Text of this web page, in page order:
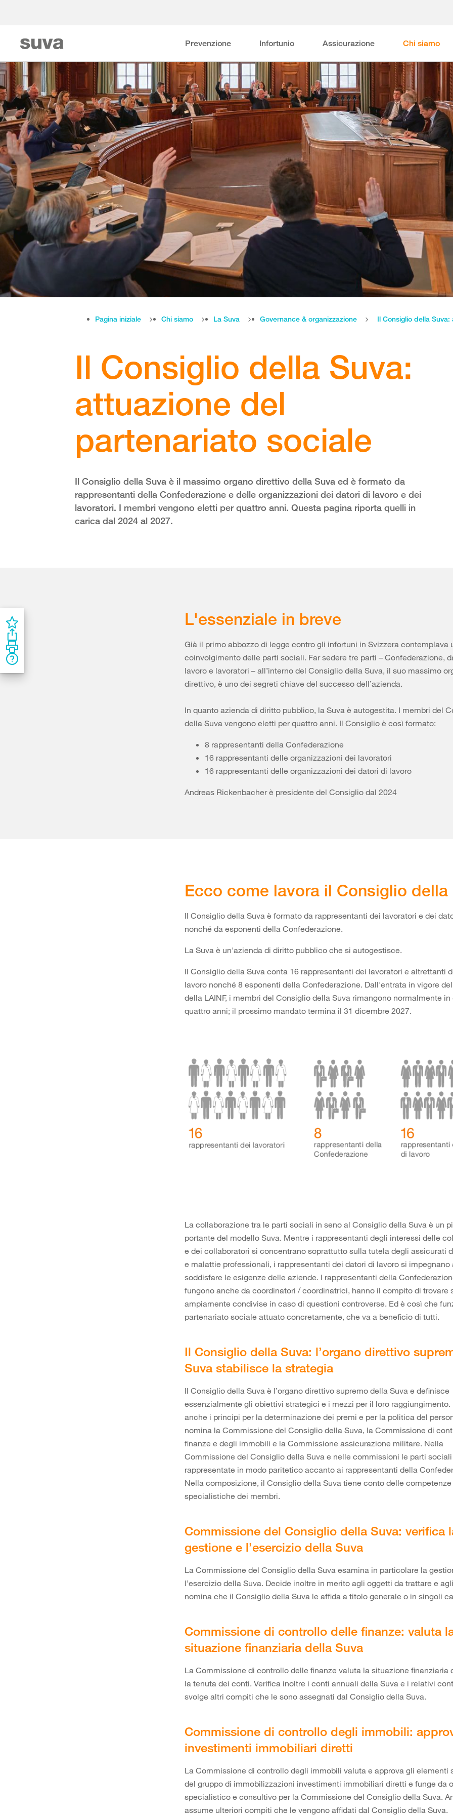
Prevenzione Infortunio Assicurazione Chi siamo
Pagina iniziale Chi siamo La Suva Governance & organizzazione Il Consiglio della
Il Consiglio della Suva:
attuazione del
partenariato sociale​
Il Consiglio della Suva è il massimo organo direttivo della Suva ed è formato da
rappresentanti della Confederazione e delle organizzazioni dei datori di lavoro e dei
lavoratori. I membri vengono eletti per quattro anni. Questa pagina riporta quelli in
carica dal 2024 al 2027.
L'essenziale in breve
Già il primo abbozzo di legge contro gli infortuni in Svizzera contemplava
coinvolgimento delle parti sociali. Far sedere tre parti – Confederazione,
lavoro e lavoratori – all’interno del Consiglio della Suva, il suo massimo
direttivo, è uno dei segreti chiave del successo dell’azienda.
In quanto azienda di diritto pubblico, la Suva è autogestita. I membri del
della Suva vengono eletti per quattro anni. Il Consiglio è così formato:
8 rappresentanti della Confederazione
16 rappresentanti delle organizzazioni dei lavoratori
16 rappresentanti delle organizzazioni dei datori di lavoro
Andreas Rickenbacher è presidente del Consiglio dal 2024
Ecco come lavora il Consiglio della
Il Consiglio della Suva è formato da rappresentanti dei lavoratori e dei
nonché da esponenti della Confederazione.
La Suva è un'azienda di diritto pubblico che si autogestisce.
Il Consiglio della Suva conta 16 rappresentanti dei lavoratori e altrettanti
lavoro nonché 8 esponenti della Confederazione. Dall'entrata in vigore
della LAINF, i membri del Consiglio della Suva rimangono normalmente
quattro anni; il prossimo mandato termina il 31 dicembre 2027.
La collaborazione tra le parti sociali in seno al Consiglio della Suva è un
portante del modello Suva. Mentre i rappresentanti degli interessi delle
e dei collaboratori si concentrano soprattutto sulla tutela degli assicurati
e malattie professionali, i rappresentanti dei datori di lavoro si impegnano
soddisfare le esigenze delle aziende. I rappresentanti della
fungono anche da coordinatori / coordinatrici, hanno il compito di trovare
ampiamente condivise in caso di questioni controverse. Ed è così che
partenariato sociale attuato concretamente, che va a beneficio di tutti.
Il Consiglio della Suva: l’organo direttivo
Suva stabilisce la strategia
Il Consiglio della Suva è l’organo direttivo supremo della Suva e definisce
essenzialmente gli obiettivi strategici e i mezzi per il loro raggiungimento.
anche i principi per la determinazione dei premi e per la politica del
nomina la Commissione del Consiglio della Suva, la Commissione di
finanze e degli immobili e la Commissione assicurazione militare. Nella
Commissione del Consiglio della Suva e nelle commissioni le parti
rappresentate in modo paritetico accanto ai rappresentanti della
Nella composizione, il Consiglio della Suva tiene conto delle competenze
specialistiche dei membri.
Commissione del Consiglio della Suva: verifica
gestione e l’esercizio della Suva
La Commissione del Consiglio della Suva esamina in particolare la
l’esercizio della Suva. Decide inoltre in merito agli oggetti da trattare e
nomina che il Consiglio della Suva le affida a titolo generale o in singoli
Commissione di controllo delle finanze: valuta
situazione finanziaria della Suva
La Commissione di controllo delle finanze valuta la situazione finanziaria
la tenuta dei conti. Verifica inoltre i conti annuali della Suva e i relativi
svolge altri compiti che le sono assegnati dal Consiglio della Suva.
Commissione di controllo degli immobili:
investimenti immobiliari diretti
La Commissione di controllo degli immobili valuta e approva gli elementi
del gruppo di immobilizzazioni investimenti immobiliari diretti e funge da
specialistico e consultivo per la Commissione del Consiglio della Suva.
assume ulteriori compiti che le vengono affidati dal Consiglio della Suva.